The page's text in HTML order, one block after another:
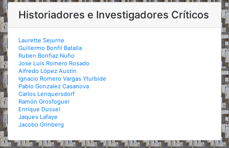
Historiadores e Investigadores Críticos
Laurette Sejurne
Guillermo Bonfil Batalla
Ruben Bonfiaz Nuño
Jose Luis Romero Rosado
Alfredo López Austin
Ignacio Romero Vargas Yturbide
Pablo Gonzalez Casanova
Carlos Lenquersdorf
Ramón Grosfoguel
Enrique Dussel
Jaques Lafaye
Jacobo Grinberg